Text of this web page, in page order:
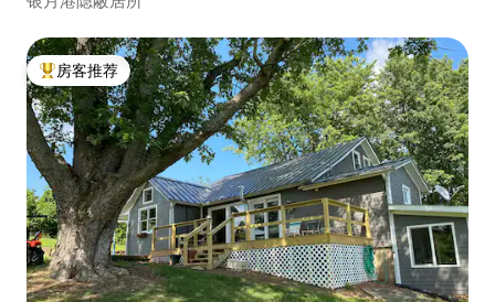
热门「房客推荐」
房客推荐